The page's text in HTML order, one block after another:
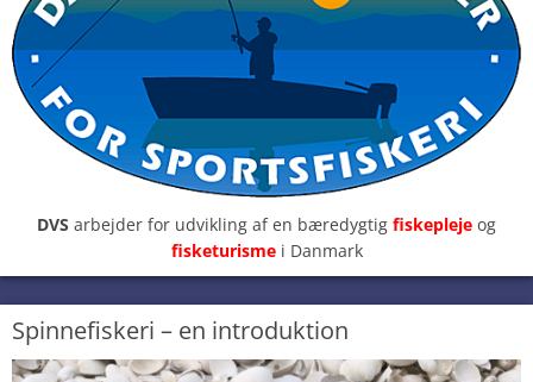
DVS arbejder for udvikling af en bæredygtig fiskepleje og
fisketurisme i Danmark
Spinnefiskeri – en introduktion